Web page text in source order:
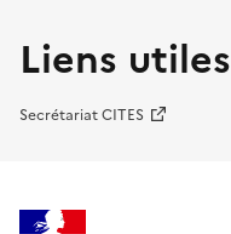
Liens utiles
Secrétariat CITES